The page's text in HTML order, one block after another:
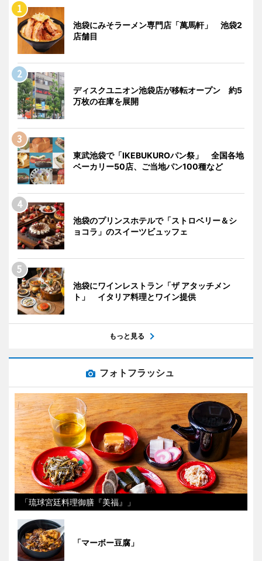
池袋にみそラーメン専門店「萬馬軒」 池袋2
店舗目
ディスクユニオン池袋店が移転オープン 約5
万枚の在庫を展開
東武池袋で「IKEBUKUROパン祭」 全国各地
ベーカリー50店、ご当地パン100種など
池袋のプリンスホテルで「ストロベリー＆シ
ョコラ」のスイーツビュッフェ
池袋にワインレストラン「ザ アタッチメン
ト」 イタリア料理とワイン提供
もっと見る
フォトフラッシュ
「琉球宮廷料理御膳『美福』」
「マーボー豆腐」